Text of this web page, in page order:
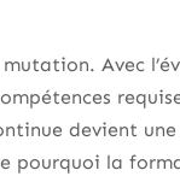
Avec
devient
pourquoi la